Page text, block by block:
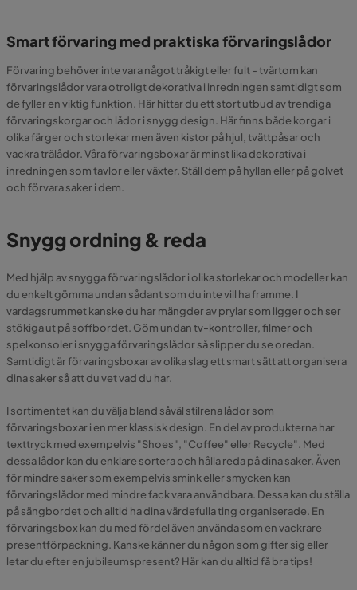
Smart förvaring med praktiska förvaringslådor
Förvaring behöver inte vara något tråkigt eller fult - tvärtom kan
förvaringslådor vara otroligt dekorativa i inredningen samtidigt som
de fyller en viktig funktion. Här hittar du ett stort utbud av trendiga
förvaringskorgar och lådor i snygg design. Här finns både korgar i
olika färger och storlekar men även kistor på hjul, tvättpåsar och
vackra trälådor. Våra förvaringsboxar är minst lika dekorativa i
inredningen som tavlor eller växter. Ställ dem på hyllan eller på golvet
och förvara saker i dem.
Snygg ordning & reda
Med hjälp av snygga förvaringslådor i olika storlekar och modeller kan
du enkelt gömma undan sådant som du inte vill ha framme. I
vardagsrummet kanske du har mängder av prylar som ligger och ser
stökiga ut på soffbordet. Göm undan tv-kontroller, filmer och
spelkonsoler i snygga förvaringslådor så slipper du se oredan.
Samtidigt är förvaringsboxar av olika slag ett smart sätt att organisera
dina saker så att du vet vad du har.
I sortimentet kan du välja bland såväl stilrena lådor som
förvaringsboxar i en mer klassisk design. En del av produkterna har
texttryck med exempelvis "Shoes", "Coffee" eller Recycle". Med
dessa lådor kan du enklare sortera och hålla reda på dina saker. Även
för mindre saker som exempelvis smink eller smycken kan
förvaringslådor med mindre fack vara användbara. Dessa kan du ställa
på sängbordet och alltid ha dina värdefulla ting organiserade. En
förvaringsbox kan du med fördel även använda som en vackrare
presentförpackning. Kanske känner du någon som gifter sig eller
letar du efter en jubileumspresent? Här kan du alltid få bra tips!